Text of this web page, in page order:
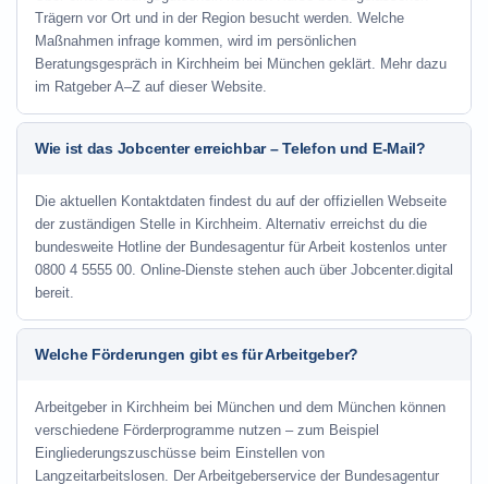
Trägern vor Ort und in der Region besucht werden. Welche
Maßnahmen infrage kommen, wird im persönlichen
Beratungsgespräch in Kirchheim bei München geklärt. Mehr dazu
im Ratgeber A–Z auf dieser Website.
Wie ist das Jobcenter erreichbar – Telefon und E-Mail?
Die aktuellen Kontaktdaten findest du auf der offiziellen Webseite
der zuständigen Stelle in Kirchheim. Alternativ erreichst du die
bundesweite Hotline der Bundesagentur für Arbeit kostenlos unter
0800 4 5555 00. Online-Dienste stehen auch über Jobcenter.digital
bereit.
Welche Förderungen gibt es für Arbeitgeber?
Arbeitgeber in Kirchheim bei München und dem München können
verschiedene Förderprogramme nutzen – zum Beispiel
Eingliederungszuschüsse beim Einstellen von
Langzeitarbeitslosen. Der Arbeitgeberservice der Bundesagentur